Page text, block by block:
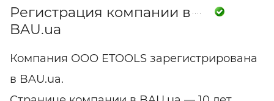
Регистрация компании в
BAU.ua
Компания ООО ETOOLS зарегистрирована
в BAU.ua.